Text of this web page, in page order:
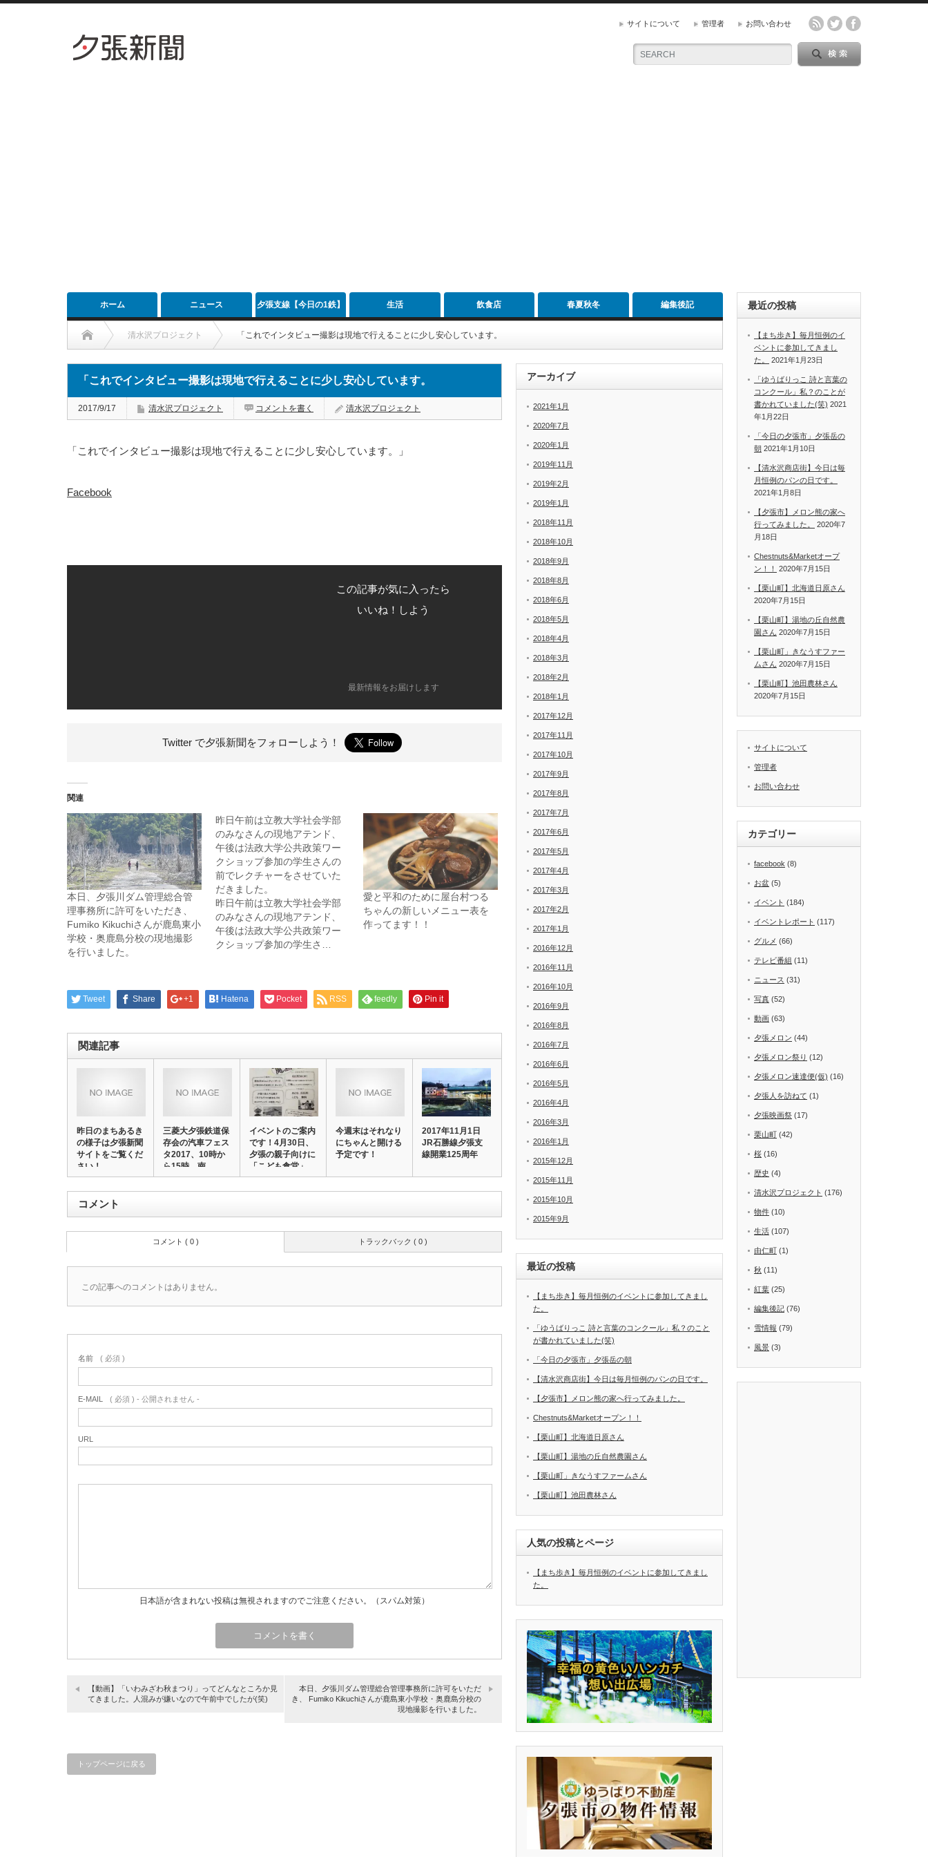
サイトについて 管理者 お問い合わせ
ホーム ニュース 夕張支線【今日の1鉄】 生活 飲食店 春夏秋冬 編集後記
清水沢プロジェクト 「これでインタビュー撮影は現地で行えることに少し安心しています。
「これでインタビュー撮影は現地で行えることに少し安心しています。
2017/9/17 清水沢プロジェクト コメントを書く 清水沢プロジェクト
「これでインタビュー撮影は現地で行えることに少し安心しています。」
Facebook
この記事が気に入ったら
いいね！しよう
最新情報をお届けします
Twitter で夕張新聞をフォローしよう！
関連
本日、夕張川ダム管理総合管
理事務所に許可をいただき、
Fumiko Kikuchiさんが鹿島東小
学校・奥鹿島分校の現地撮影
を行いました。
昨日午前は立教大学社会学部
のみなさんの現地アテンド、
午後は法政大学公共政策ワー
クショップ参加の学生さんの
前でレクチャーをさせていた
だきました。
昨日午前は立教大学社会学部
のみなさんの現地アテンド、
午後は法政大学公共政策ワー
クショップ参加の学生さ…
愛と平和のために屋台村つる
ちゃんの新しいメニュー表を
作ってます！！
Tweet Share +1 Hatena Pocket RSS feedly Pin it
関連記事
昨日のまちあるき
の様子は夕張新聞
サイトをご覧くだ
さい！
三菱大夕張鉄道保
存会の汽車フェス
タ2017、10時か
ら15時、南…
イベントのご案内
です！4月30日、
夕張の親子向けに
「こども食堂」…
今週末はそれなり
にちゃんと開ける
予定です！
2017年11月1日
JR石勝線夕張支
線開業125周年
コメント
トラックバック ( 0 )
コメント ( 0 )
この記事へのコメントはありません。
名前 ( 必須 )
E-MAIL ( 必須 ) - 公開されません -
URL
日本語が含まれない投稿は無視されますのでご注意ください。（スパム対策）
【動画】「いわみざわ秋まつり」ってどんなところか見
てきました。人混みが嫌いなので午前中でしたが(笑)
本日、夕張川ダム管理総合管理事務所に許可をいただ
き、 Fumiko Kikuchiさんが鹿島東小学校・奥鹿島分校の
現地撮影を行いました。
トップページに戻る
アーカイブ
2021年1月
2020年7月
2020年1月
2019年11月
2019年2月
2019年1月
2018年11月
2018年10月
2018年9月
2018年8月
2018年6月
2018年5月
2018年4月
2018年3月
2018年2月
2018年1月
2017年12月
2017年11月
2017年10月
2017年9月
2017年8月
2017年7月
2017年6月
2017年5月
2017年4月
2017年3月
2017年2月
2017年1月
2016年12月
2016年11月
2016年10月
2016年9月
2016年8月
2016年7月
2016年6月
2016年5月
2016年4月
2016年3月
2016年1月
2015年12月
2015年11月
2015年10月
2015年9月
最近の投稿
【まち歩き】毎月恒例のイベントに参加してきまし
た。
「ゆうばりっこ 詩と言葉のコンクール」私？のこと
が書かれていました(笑)
「今日の夕張市」夕張岳の朝
【清水沢商店街】今日は毎月恒例のパンの日です。
【夕張市】メロン熊の家へ行ってみました。
Chestnuts&Marketオープン！！
【栗山町】北海道日原さん
【栗山町】湯地の丘自然農園さん
【栗山町」きなうすファームさん
【栗山町】池田農林さん
人気の投稿とページ
【まち歩き】毎月恒例のイベントに参加してきまし
た。
最近の投稿
【まち歩き】毎月恒例のイ
ベントに参加してきまし
た。
2021年1月23日
「ゆうばりっこ 詩と言葉の
コンクール」私？のことが
書かれていました(笑) 2021
年1月22日
「今日の夕張市」夕張岳の
朝 2021年1月10日
【清水沢商店街】今日は毎
月恒例のパンの日です。
2021年1月8日
【夕張市】メロン熊の家へ
行ってみました。
2020年7
月18日
Chestnuts&Marketオープ
ン！！
2020年7月15日
【栗山町】北海道日原さん
2020年7月15日
【栗山町】湯地の丘自然農
園さん 2020年7月15日
【栗山町」きなうすファー
ムさん 2020年7月15日
【栗山町】池田農林さん
2020年7月15日
サイトについて
管理者
お問い合わせ
カテゴリー
facebook (8)
お盆 (5)
イベント (184)
イベントレポート (117)
グルメ (66)
テレビ番組 (11)
ニュース (31)
写真 (52)
動画 (63)
夕張メロン (44)
夕張メロン祭り (12)
夕張メロン速達便(仮) (16)
夕張人を訪ねて (1)
夕張映画祭 (17)
栗山町 (42)
桜 (16)
歴史 (4)
清水沢プロジェクト (176)
物件 (10)
生活 (107)
由仁町 (1)
秋 (11)
紅葉 (25)
編集後記 (76)
雪情報 (79)
風景 (3)